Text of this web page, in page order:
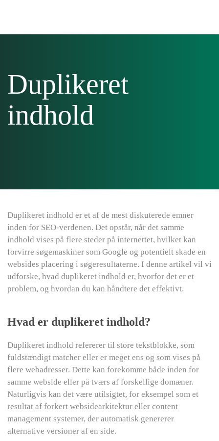
Duplikeret
indhold
Duplikeret indhold er et af de mest diskuterede emner
inden for SEO-verdenen. Det opstår, når det samme
indhold vises på flere steder på internettet, hvilket kan
forvirre søgemaskiner som Google og potentielt skade en
websides placering i søgeresultaterne. I denne artikel vil vi
udforske, hvad duplikeret indhold er, hvorfor det er et
problem, og hvordan du kan håndtere det effektivt.
Hvad er duplikeret indhold?
Duplikeret indhold refererer til store tekstblokke, som
fuldstændigt matcher eller er meget ens og som vises på
flere webadresser. Dette kan forekomme både inden for
samme webside eller på tværs af forskellige domæner.
Naturligvis kan det være utilsigtet, for eksempel som et
resultat af forkert websidearkitektur eller content
management systemer, der automatisk genererer
alternative versioner af en side.